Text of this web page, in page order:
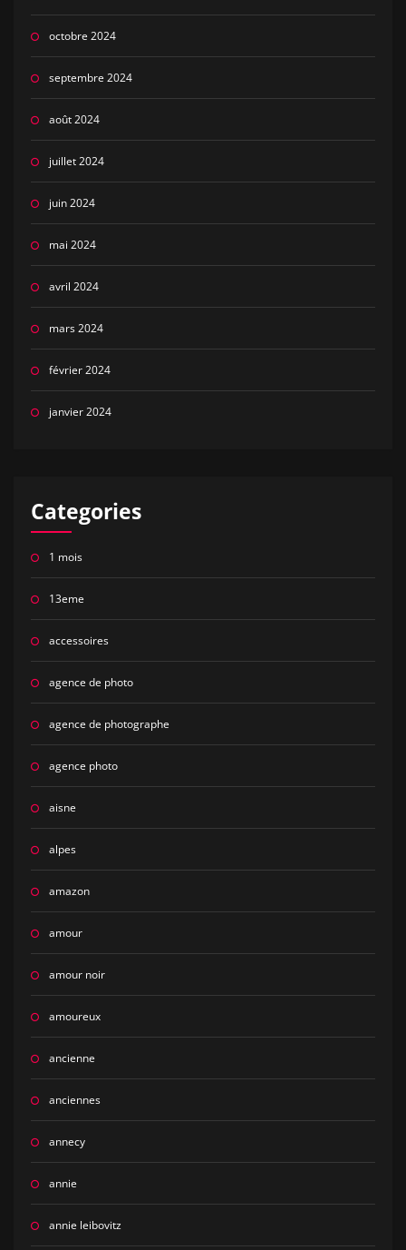
octobre 2024
septembre 2024
août 2024
juillet 2024
juin 2024
mai 2024
avril 2024
mars 2024
février 2024
janvier 2024
Categories
1 mois
13eme
accessoires
agence de photo
agence de photographe
agence photo
aisne
alpes
amazon
amour
amour noir
amoureux
ancienne
anciennes
annecy
annie
annie leibovitz